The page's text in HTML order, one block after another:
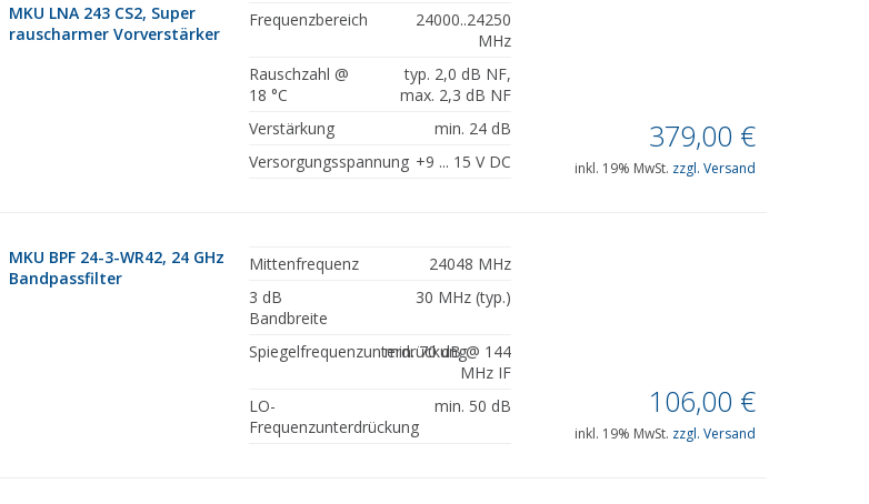
MKU LNA 243 CS2, Super
rauscharmer Vorverstärker
Frequenzbereich
24000..24250
MHz
Rauschzahl @
18 °C
typ. 2,0 dB NF,
max. 2,3 dB NF
Verstärkung
min. 24 dB
Versorgungsspannung +9 ... 15 V DC
379,00 €
inkl. 19% MwSt. zzgl. Versand
MKU BPF 24-3-WR42, 24 GHz
Bandpassfilter
Mittenfrequenz
24048 MHz
3 dB
Bandbreite
30 MHz (typ.)
Spiegelfrequenzunterdrückung
min. 70 dB @ 144
MHz IF
LO-
Frequenzunterdrückung
min. 50 dB 106,00 €
inkl. 19% MwSt. zzgl. Versand